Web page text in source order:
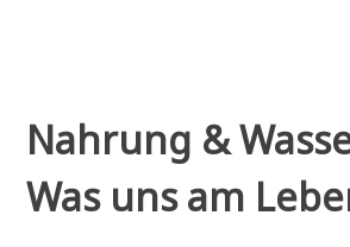
Nah­rung &
Was uns am